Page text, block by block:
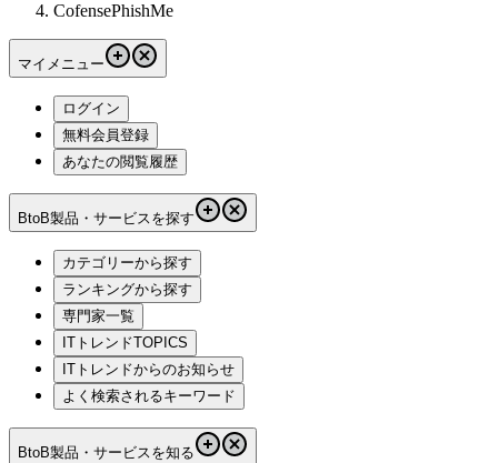
CofensePhishMe
マイメニュー
ログイン
無料会員登録
あなたの閲覧履歴
BtoB製品・サービスを探す
カテゴリーから探す
ランキングから探す
専門家一覧
ITトレンドTOPICS
ITトレンドからのお知らせ
よく検索されるキーワード
BtoB製品・サービスを知る